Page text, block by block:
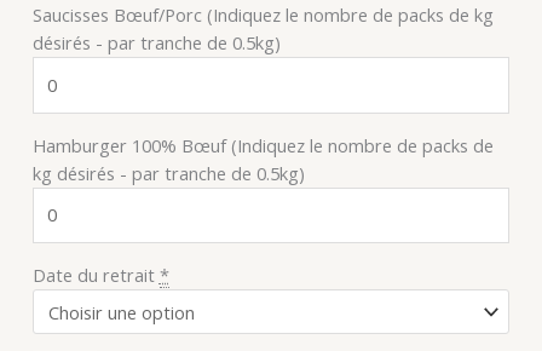
Saucisses Bœuf/Porc (Indiquez le nombre de packs de kg
désirés - par tranche de 0.5kg)
Hamburger 100% Bœuf (Indiquez le nombre de packs de
kg désirés - par tranche de 0.5kg)
Date du retrait *
"Haché"
(par
pack